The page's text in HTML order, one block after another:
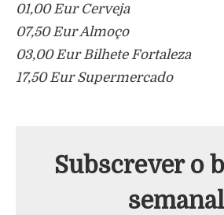
01,00 Eur Cerveja
07,50 Eur Almoço
03,00 Eur Bilhete Fortaleza
17,50 Eur Supermercado
Subscrever o
semanal